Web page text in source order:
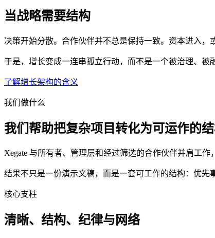
当战略需要结构
决策开始分散。合作伙伴并不总是保持一致。资本进入
于是，增长变成一连串孤立行动，而不是一个被治理、被
了解增长架构的含义
我们做什么
我们帮助把复杂项目转化为可运作的
Xegate 与所有者、管理层和经过筛选的合作伙伴并肩工
结果不只是一份演示文稿，而是一套可工作的结构：优先
核心支柱
清晰、结构、纪律与网络